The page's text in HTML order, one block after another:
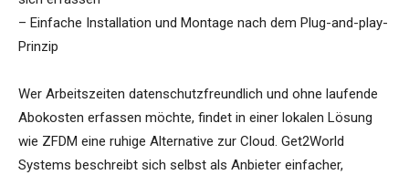
– Einfache Installation und Montage nach dem Plug-and-play-
Prinzip
Wer Arbeitszeiten datenschutzfreundlich und ohne laufende
Abokosten erfassen möchte, findet in einer lokalen Lösung
wie ZFDM eine ruhige Alternative zur Cloud. Get2World
Systems beschreibt sich selbst als Anbieter einfacher,